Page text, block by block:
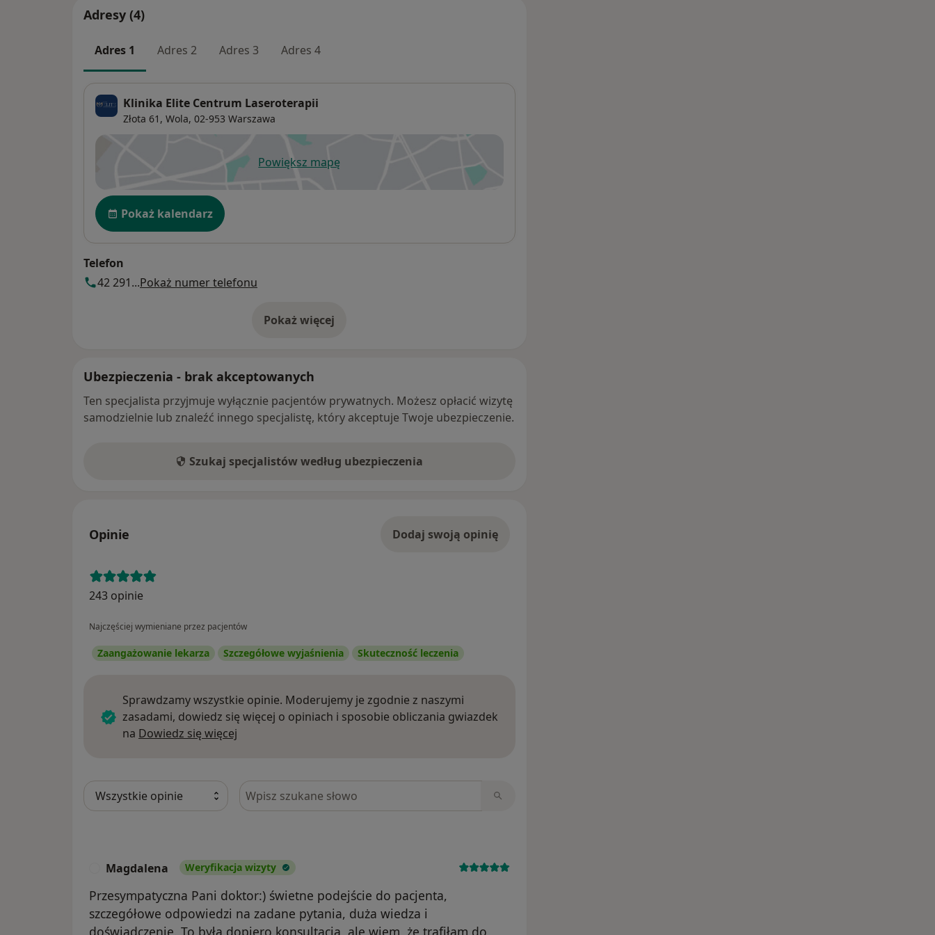
Adresy (4)
Adres 1 Adres 2 Adres 3 Adres 4
Klinika Elite Centrum Laseroterapii
Złota 61, Wola, 02-953 Warszawa
Powiększ mapęotwiera się w nowej karcie
Dostępność
Pokaż kalendarz
Telefon
42 291...Pokaż numer telefonu
Pokaż więcej
o adresie
Ubezpieczenia - brak akceptowanych
Ten specjalista przyjmuje wyłącznie pacjentów prywatnych. Możesz opłacić wizytę
samodzielnie lub znaleźć innego specjalistę, który akceptuje Twoje ubezpieczenie.
Szukaj specjalistów według ubezpieczenia
Opinie Dodaj swoją opinię
243 opinie
Najczęściej wymieniane przez pacjentów
Zaangażowanie lekarza Szczegółowe wyjaśnienia Skuteczność leczenia
Sprawdzamy wszystkie opinie. Moderujemy je zgodnie z naszymi
zasadami, dowiedz się więcej o opiniach i sposobie obliczania gwiazdek
na Dowiedz się więcej
Szukaj w opiniach
Magdalena Weryfikacja wizyty
Przesympatyczna Pani doktor:) świetne podejście do pacjenta,
szczegółowe odpowiedzi na zadane pytania, duża wiedza i
doświadczenie. To była dopiero konsultacja, ale wiem, że trafiłam do